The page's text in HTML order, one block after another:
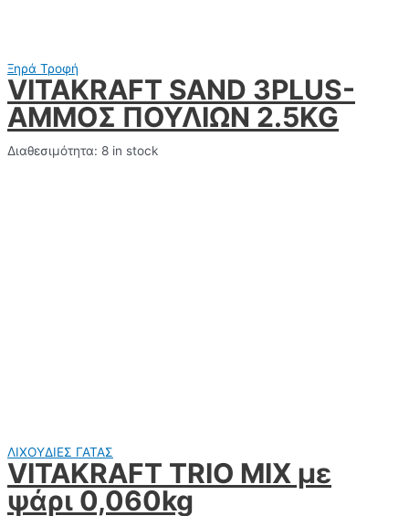
Ξηρά Τροφή
VITAKRAFT SAND 3PLUS-
ΑΜΜΟΣ ΠΟΥΛΙΩΝ 2.5KG
Διαθεσιμότητα: 8 in stock
ΛΙΧΟΥΔΙΕΣ ΓΑΤΑΣ
VITAKRAFT TRIO MIX με
ψάρι 0,060kg